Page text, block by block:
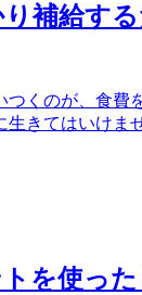
補給す
くのが、食費
きてはいけま
を使っ